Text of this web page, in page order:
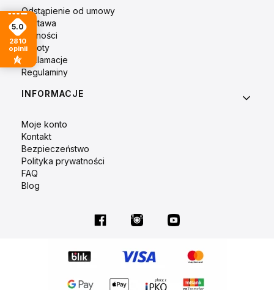
Odstąpienie od umowy
Dostawa
Płatności
Zwroty
Reklamacje
Regulaminy
INFORMACJE
Moje konto
Kontakt
Bezpieczeństwo
Polityka prywatności
FAQ
Blog
5.0
2810
opinii